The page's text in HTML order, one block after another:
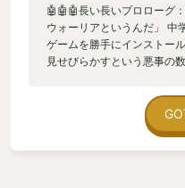
🤖🤖🤖長い長いプロローグ
ウォーリアというんだ」 中
ゲームを勝手にインストー
見せびらかすという悪事の
ラスメイトのヒロキくんと
裕福であったヒロキくんは
兵部隊」を購入し、プレイ